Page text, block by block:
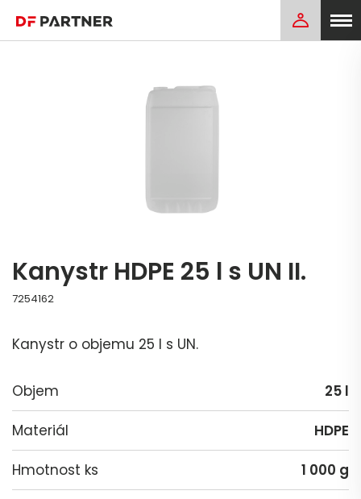
Kanystr HDPE 25 l s UN II.
7254162
Kanystr o objemu 25 l s UN.
Objem 25 l
Materiál HDPE
Hmotnost ks 1 000 g